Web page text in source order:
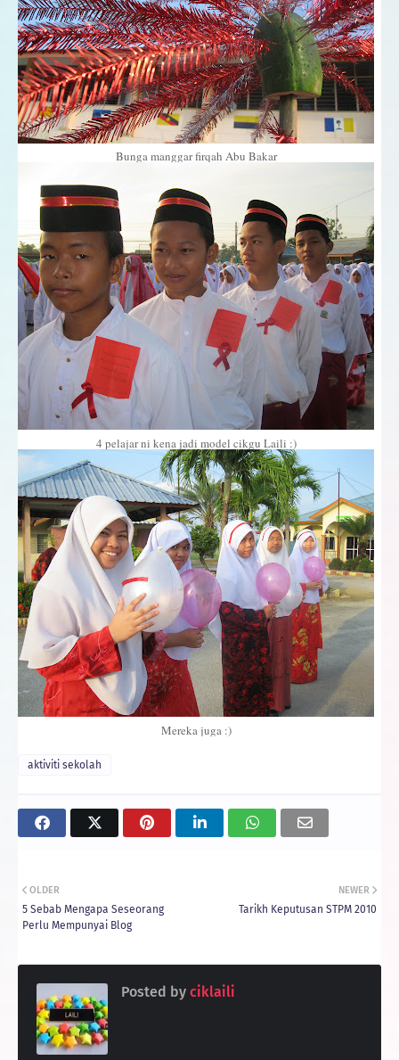
Bunga manggar firqah Abu Bakar
4 pelajar ni kena jadi model cikgu Laili :)
Mereka juga :)
aktiviti sekolah
NEWER
Tarikh Keputusan STPM 2010
OLDER
5 Sebab Mengapa Seseorang
Perlu Mempunyai Blog
Posted by ciklaili